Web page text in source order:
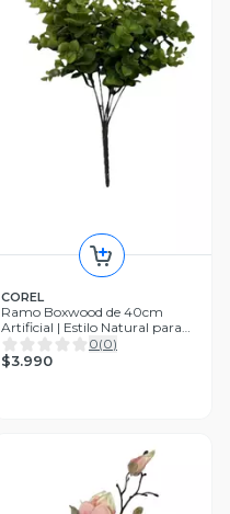
COREL
Ramo Boxwood de 40cm
Artificial | Estilo Natural para
Interiores y Vitrinas
0(0)
$3.990